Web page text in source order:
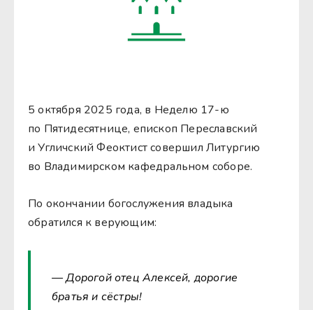
5 октября 2025 года, в Неделю 17-ю
по Пятидесятнице, епископ Переславский
и Угличский Феоктист совершил Литургию
во Владимирском кафедральном соборе.
По окончании богослужения владыка
обратился к верующим:
— Дорогой отец Алексей, дорогие
братья и сёстры!